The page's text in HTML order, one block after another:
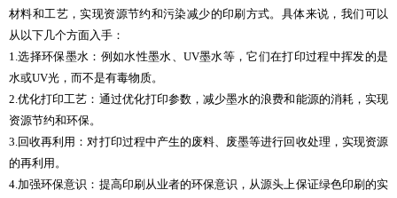
材料和工艺，实现资源节约和污染减少的印刷方式。具体来说，我们可以
从以下几个方面入手：
1.选择环保墨水：例如水性墨水、UV墨水等，它们在打印过程中挥发的是
水或UV光，而不是有毒物质。
2.优化打印工艺：通过优化打印参数，减少墨水的浪费和能源的消耗，实现
资源节约和环保。
3.回收再利用：对打印过程中产生的废料、废墨等进行回收处理，实现资源
的再利用。
4.加强环保意识：提高印刷从业者的环保意识，从源头上保证绿色印刷的实